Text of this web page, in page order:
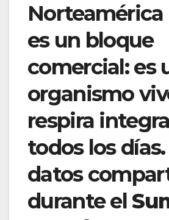
Norteamérica
es un bloque
comercial: es
organismo
respira
todos los
datos
durante el